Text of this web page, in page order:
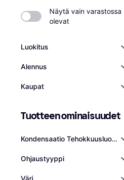
Näytä vain varastossa
olevat
Luokitus
Alennus
Kaupat
Tuotteen ominaisuudet
Kondensaatio Tehokkuusluokka
Ohjaustyyppi
Väri